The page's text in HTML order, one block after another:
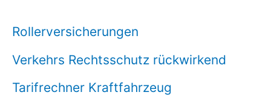
Rollerversicherungen
Verkehrs Rechtsschutz rückwirkend
Tarifrechner Kraftfahrzeug